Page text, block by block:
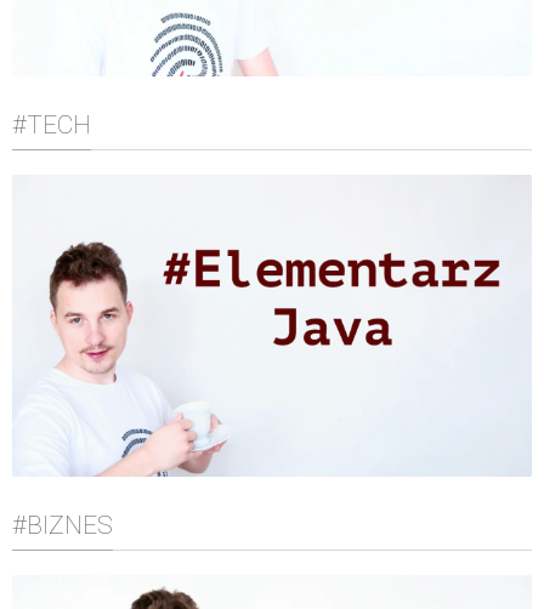
#TECH
#BIZNES